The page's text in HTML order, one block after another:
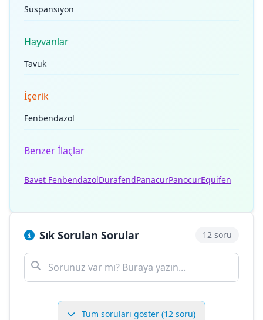
Süspansiyon
Hayvanlar
Tavuk
İçerik
Fenbendazol
Benzer İlaçlar
Bavet FenbendazolDurafendPanacurPanocurEquifen
Sık Sorulan Sorular 12 soru
Tüm soruları göster (12 soru)